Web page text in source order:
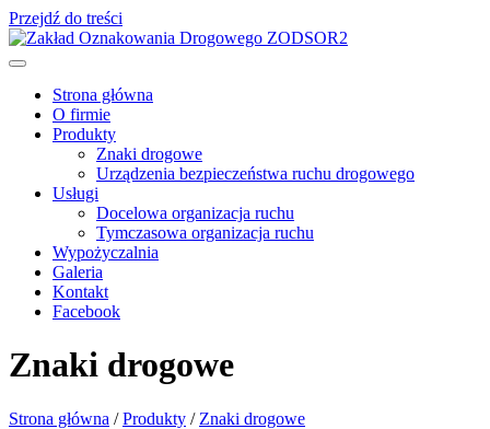
Przejdź do treści
Strona główna
O firmie
Produkty
Znaki drogowe
Urządzenia bezpieczeństwa ruchu drogowego
Usługi
Docelowa organizacja ruchu
Tymczasowa organizacja ruchu
Wypożyczalnia
Galeria
Kontakt
Facebook
Znaki drogowe
Strona główna /Produkty / Znaki drogowe